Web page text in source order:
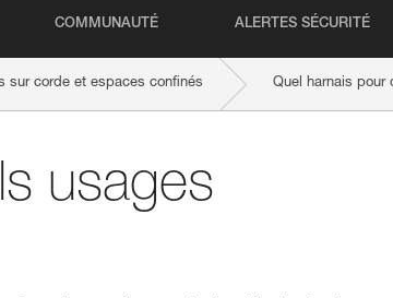
COMMUNAUTÉ ALERTES SÉCURITÉ
sur corde et espaces confinés Quel harnais pour
usages